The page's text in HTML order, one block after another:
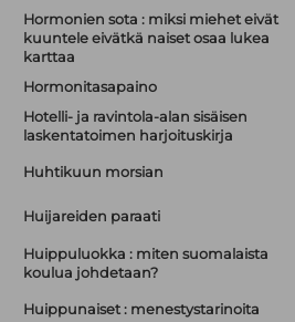
Hormonien sota : miksi miehet eivät
kuuntele eivätkä naiset osaa lukea
karttaa
Hormonitasapaino
Hotelli- ja ravintola-alan sisäisen
laskentatoimen harjoituskirja
Huhtikuun morsian
Huijareiden paraati
Huippuluokka : miten suomalaista
koulua johdetaan?
Huippunaiset : menestystarinoita